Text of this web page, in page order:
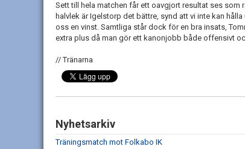
Sett till hela matchen får ett oavgjort resultat ses som
halvlek är Igelstorp det bättre, synd att vi inte kan
oss en vinst. Samtliga står dock för en bra insats,
extra plus då man gör ett kanonjobb både offensivt
// Tränarna
Nyhetsarkiv
Träningsmatch mot Folkabo IK